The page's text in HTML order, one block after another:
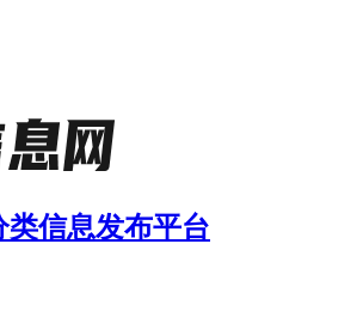
类信息发布平台